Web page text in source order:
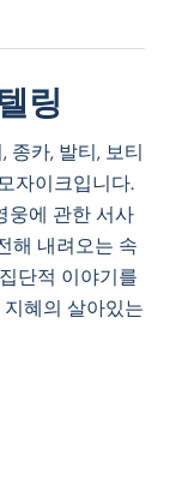
링
종카, 발티, 보티
자이크입니다.
웅에 관한 서사
해 내려오는 속
단적 이야기를
혜의 살아있는